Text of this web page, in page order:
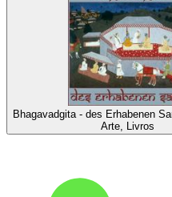
Bhagavadgita - des Erhabenen
Arte, Livros